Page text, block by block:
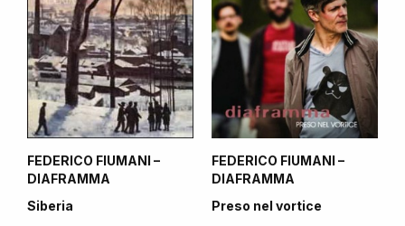
FEDERICO FIUMANI –
DIAFRAMMA
Siberia
FEDERICO FIUMANI –
DIAFRAMMA
Preso nel vortice